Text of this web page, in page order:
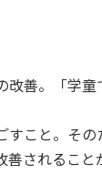
改善。「学
すこと。そ
されること